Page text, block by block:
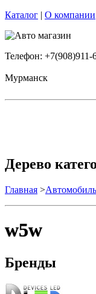
Каталог | О компании
Телефон: +7(908)911-
Мурманск
Дерево
Главная >
w5w
Бренды